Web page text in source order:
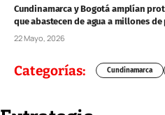
Cundinamarca y Bogotá amplían
que abastecen de agua a millones de
22 Mayo, 2026
Categorías: Cundinamarca